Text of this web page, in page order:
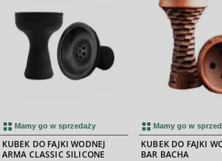
Mamy go w sprzedaży
KUBEK DO FAJKI WODNEJ
ARMA CLASSIC SILICONE
Mamy go w
KUBEK DO FAJKI
BAR BACHA